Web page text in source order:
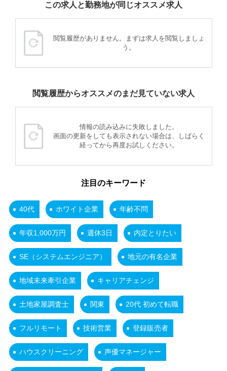
この求人と勤務地が同じオススメ求人
閲覧履歴がありません。まずは求人を閲覧しましょ
う。
閲覧履歴からオススメのまだ見ていない求人
情報の読み込みに失敗しました。
画面の更新をしても表示されない場合は、しばらく
経ってから再度お試しください。
注目のキーワード
40代 ホワイト企業 年齢不問
年収1,000万円 週休3日 内定とりたい
SE（システムエンジニア） 地元の有名企業
地域未来牽引企業 キャリアチェンジ
土地家屋調査士 関東 20代 初めて転職
フルリモート 技術営業 登録販売者
ハウスクリーニング 声優マネージャー